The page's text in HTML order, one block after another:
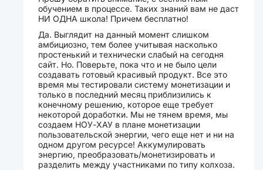
обучением в процессе. Таких знаний вам не даст
НИ ОДНА школа! Причем бесплатно!
Да. Выглядит на данный момент слишком
амбициозно, тем более учитывая насколько
простенький и технически слабый на сегодня
сайт. Но. Поверьте, пока что и не было цели
создавать готовый красивый продукт. Все это
время мы тестировали систему монетизации и
только в последний месяц приблизились к
конечному решению, которое еще требует
некоторой доработки. Мы не тянем время, мы
создаем НОУ-ХАУ в плане монетизации
пользовательской энергии, чего еще нет и ни на
одном другом ресурсе! Аккумулировать
энергию, преобразовать/монетизировать и
разделить между участниками по типу колхоза.